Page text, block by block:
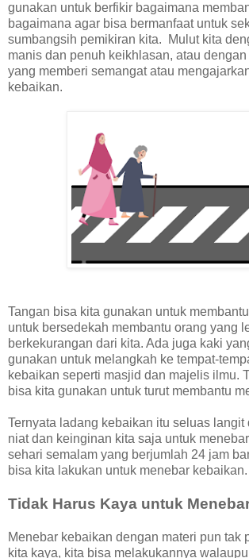
gunakan untuk berfikir bagaimana
bagaimana agar bisa bermanfaat untuk
sumbangsih pemikiran kita. Mulut kita
manis dan penuh keikhlasan, atau
yang memberi semangat atau
kebaikan.
Tangan bisa kita gunakan untuk
untuk bersedekah membantu orang yang
berkekurangan dari kita. Ada juga kaki
gunakan untuk melangkah ke tempat-
kebaikan seperti masjid dan majelis ilmu.
bisa kita gunakan untuk turut membantu
Ternyata ladang kebaikan itu seluas langit
niat dan keinginan kita saja untuk
sehari semalam yang berjumlah 24 jam
bisa kita lakukan untuk menebar kebaikan.
Tidak Harus Kaya untuk
Menebar kebaikan dengan materi pun tak
kita kaya, kita bisa melakukannya